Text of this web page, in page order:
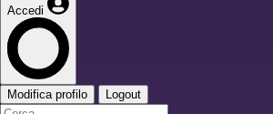
Accedi
Modifica profilo Logout